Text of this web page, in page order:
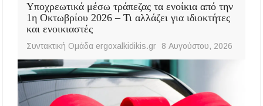
Υποχρεωτικά μέσω τράπεζας τα ενοίκια από την
1η Οκτωβρίου 2026 – Τι αλλάζει για ιδιοκτήτες
και ενοικιαστές
Συντακτική Ομάδα ergoxalkidikis.gr 8 Αυγούστου, 2026